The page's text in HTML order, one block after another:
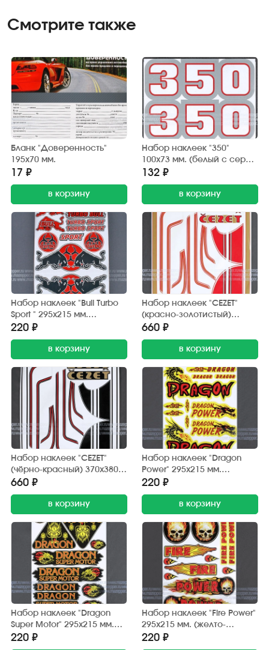
Смотрите также
Бланк "Доверенность"
195х70 мм.
17 ₽
в корзину
Набор наклеек "350"
100х73 мм. (белый с серой
окантовкой) 2 шт.
132 ₽
в корзину
Набор наклеек "Bull Turbo
Sport " 295х215 мм.
(красно-черный) 15 шт.
220 ₽
в корзину
Набор наклеек "CEZET"
(красно-золотистый)
370х380 мм. (10 шт.)
660 ₽
в корзину
Набор наклеек "CEZET"
(чёрно-красный) 370х380
мм. (10 шт.)
660 ₽
в корзину
Набор наклеек "Dragon
Power" 295х215 мм.
(красно-желтый) 12 шт.
220 ₽
в корзину
Набор наклеек "Dragon
Super Motor" 295х215 мм.
(черно-красный) 12 шт.
220 ₽
Набор наклеек "Fire Power"
295х215 мм. (желто-
красный) 12 шт.
220 ₽